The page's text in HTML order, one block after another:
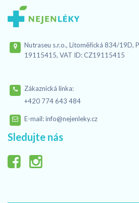
Nutraseu s.r.o., Litoměřická 834/
19115415, VAT ID: CZ19115415
Zákaznická linka:
+420 774 643 484
E-mail:info@nejenleky.cz
Sledujte nás